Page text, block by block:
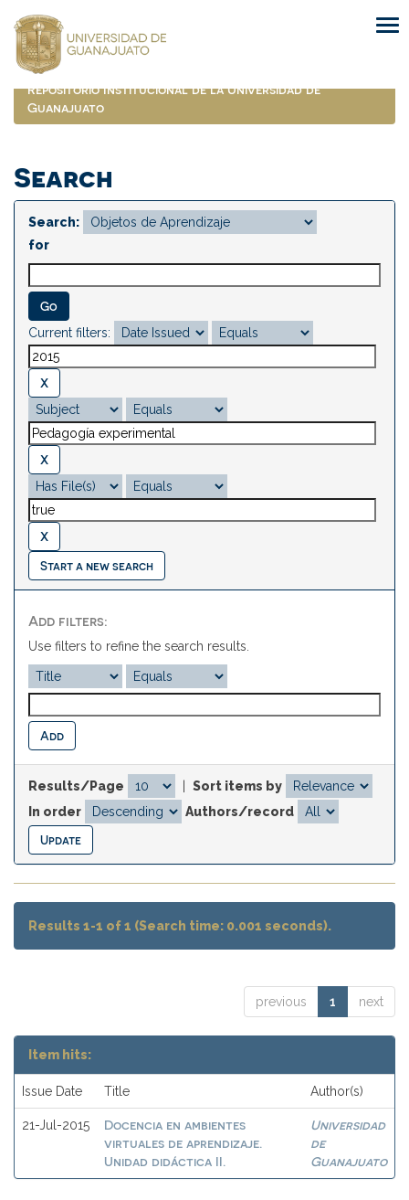
navigation
Repositorio Institucional de la Universidad de
Guanajuato
Search
Search:
for
Current filters:
Start a new search
Add filters:
Use filters to refine the search results.
Results/Page
Sort items by
In order
Authors/record
Results 1-1 of 1 (Search time: 0.001 seconds).
previous 1 next
Item hits:
Issue Date Title Author(s)
21-Jul-2015
Docencia en ambientes
virtuales de aprendizaje.
Unidad didáctica II.
Universidad
de
Guanajuato